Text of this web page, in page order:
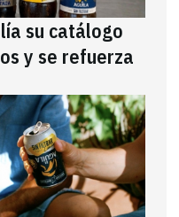
su catálogo
y se refuerza